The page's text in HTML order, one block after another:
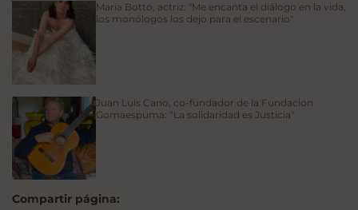
María Botto, actriz: "Me encanta el diálogo en la vida,
los monólogos los dejo para el escenario"
Juan Luis Cano, co-fundador de la Fundación
Gomaespuma: “La solidaridad es Justicia"
Compartir página: